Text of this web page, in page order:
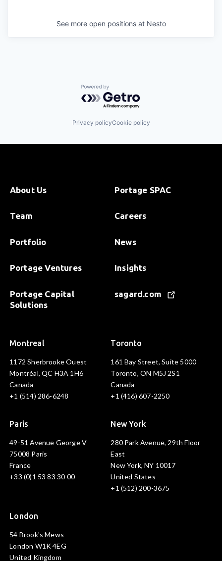
See more open positions at Nesto
Powered by Getro.com
Privacy policyCookie policy
About Us
Team
Portfolio
Portage Ventures
Portage Capital
Solutions
Portage SPAC
Careers
News
Insights
sagard.com
Montreal
1172 Sherbrooke Ouest
Montréal, QC H3A 1H6
Canada
+1 (514) 286-6248
Toronto
161 Bay Street, Suite 5000
Toronto, ON M5J 2S1
Canada
+1 (416) 607-2250
Paris
49-51 Avenue George V
75008 Paris
France
+33 (0)1 53 83 30 00
New York
280 Park Avenue, 29th Floor
East
New York, NY 10017
United States
+1 (512) 200-3675
London
54 Brook's Mews
London W1K 4EG
United Kingdom